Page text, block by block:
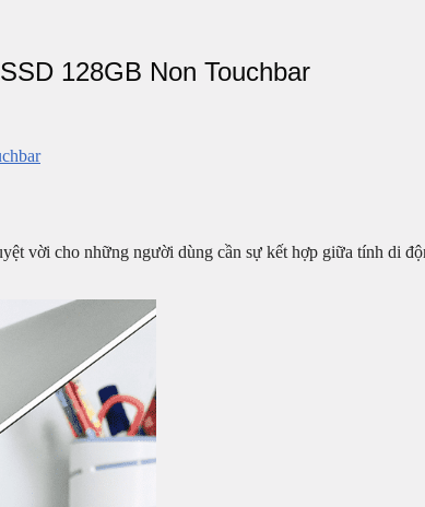
128GB Non Touchbar
vời cho những người dùng cần sự kết hợp giữa tính di